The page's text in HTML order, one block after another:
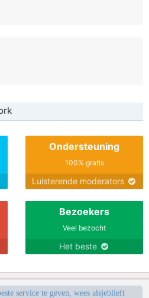
Ondersteuning
100% gratis
Luisterende moderators
Bezoekers
Veel bezocht
Het beste
service te geven, wees alsjeblieft